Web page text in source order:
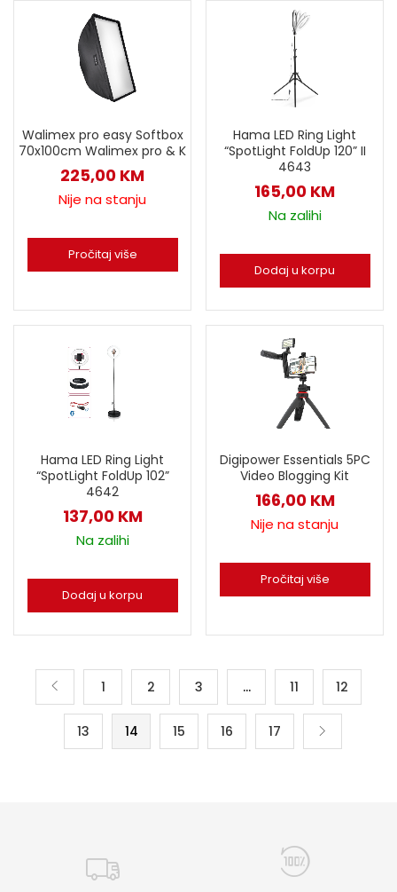
Walimex pro easy Softbox
70x100cm Walimex pro & K
225,00 KM
Nije na stanju
Pročitaj više
Hama LED Ring Light
“SpotLight FoldUp 120” II
4643
165,00 KM
Na zalihi
Dodaj u korpu
Hama LED Ring Light
“SpotLight FoldUp 102”
4642
137,00 KM
Na zalihi
Dodaj u korpu
Digipower Essentials 5PC
Video Blogging Kit
166,00 KM
Nije na stanju
Pročitaj više
1 2 3 … 11 12
13 14 15 16 17